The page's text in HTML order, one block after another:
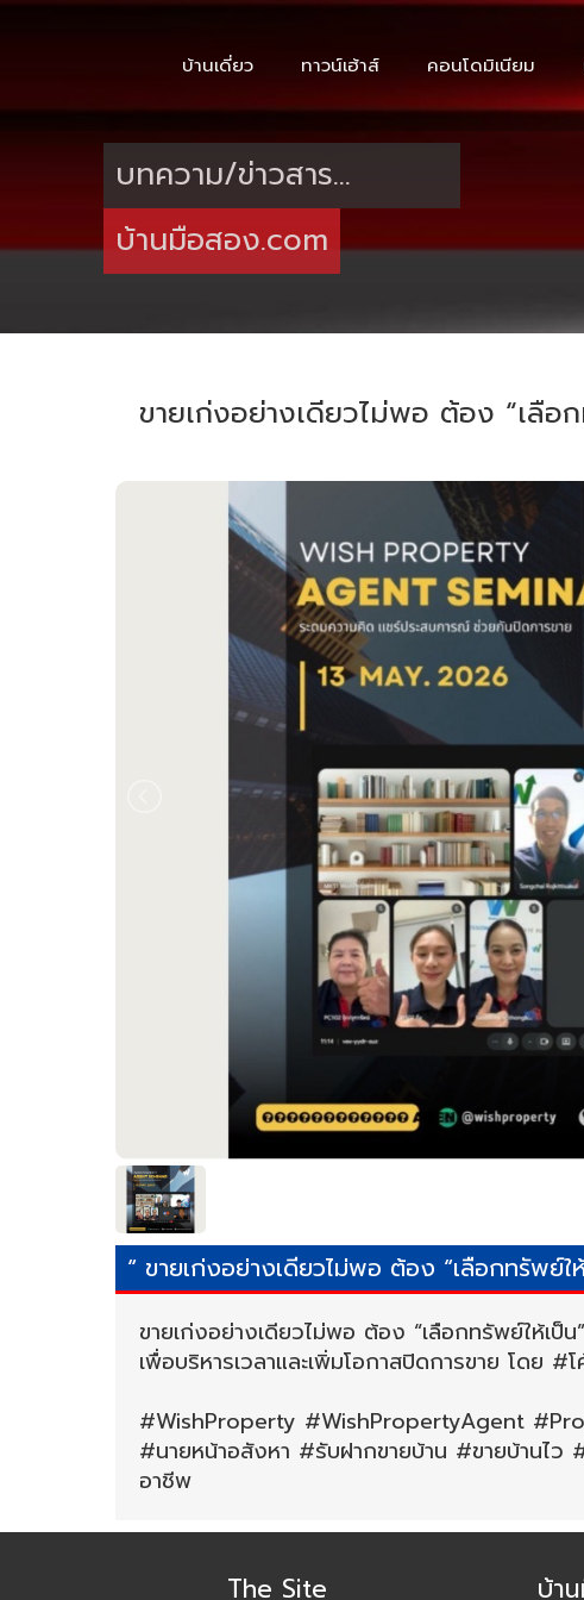
บ้านเดี่ยว ทาวน์เฮ้าส์ คอนโดมิเนียม
บทความ/ข่าวสาร...
บ้านมือสอง.com
ขายเก่งอย่างเดียวไม่พอ ต้อง “เลือ
“ ขายเก่งอย่างเดียวไม่พอ ต้อง “เลือกทรัพย์ใ
ขายเก่งอย่างเดียวไม่พอ ต้อง “เลือกทรัพย์ให้เ
เพื่อบริหารเวลาและเพิ่มโอกาสปิดการขาย โดย #
#WishProperty #WishPropertyAgent
#นายหน้าอสังหา #รับฝากขายบ้าน #ขายบ้านไ
อาชีพ
The Site บ้า